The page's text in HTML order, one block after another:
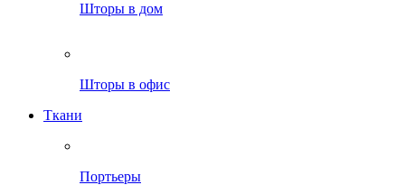
Шторы в дом
Шторы в офис
Ткани
Портьеры